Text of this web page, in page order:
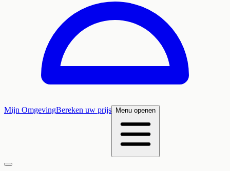
Mijn OmgevingBereken uw prijs Menu openen